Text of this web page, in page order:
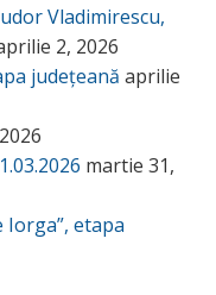
Vladimirescu,
2, 2026
județeană aprilie
martie 31,
Iorga”, etapa